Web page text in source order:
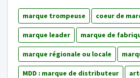
marque trompeuse coeur de
marque leader marque de
marque régionale ou locale
MDD : marque de distributeur